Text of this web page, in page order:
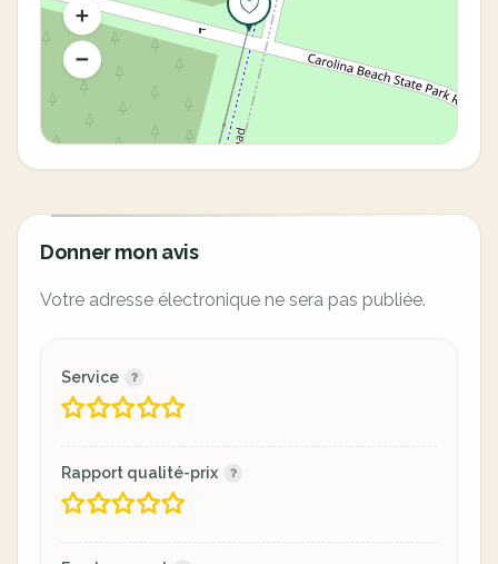
Donner mon avis
Votre adresse électronique ne sera pas publiée.
Service
Rapport qualité-prix